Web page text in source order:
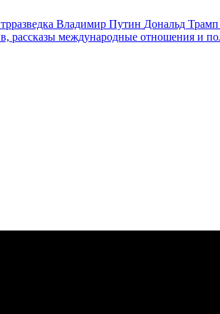
Владимир Путин Дональд Трамп
рассказы международные отношения и